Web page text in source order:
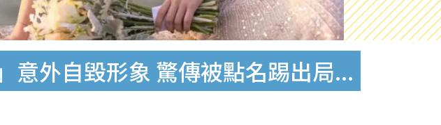
意外自毀形象 驚傳被點名踢出局...